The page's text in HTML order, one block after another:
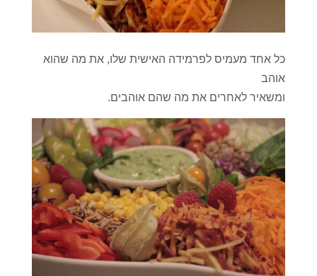
כל אחד מעמיס לפרמידה האישית שלו, את מה שהוא
אוהב
ומשאיר לאחרים את מה שהם אוהבים.